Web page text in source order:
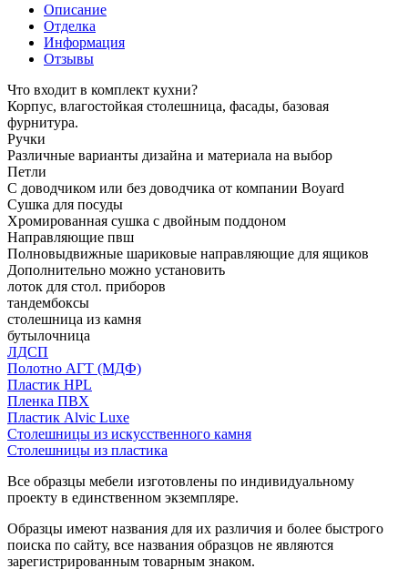
Описание
Отделка
Информация
Отзывы
Что входит в комплект кухни?
Корпус, влагостойкая столешница, фасады, базовая
фурнитура.
Ручки
Различные варианты дизайна и материала на выбор
Петли
С доводчиком или без доводчика от компании Boyard
Сушка для посуды
Хромированная сушка с двойным поддоном
Направляющие пвш
Полновыдвижные шариковые направляющие для ящиков
Дополнительно можно установить
лоток для стол. приборов
тандембоксы
столешница из камня
бутылочница
ЛДСП
Полотно АГТ (МДФ)
Пластик HPL
Пленка ПВХ
Пластик Alvic Luxe
Столешницы из искусственного камня
Столешницы из пластика
Все образцы мебели изготовлены по индивидуальному
проекту в единственном экземпляре.
Образцы имеют названия для их различия и более быстрого
поиска по сайту, все названия образцов не являются
зарегистрированным товарным знаком.